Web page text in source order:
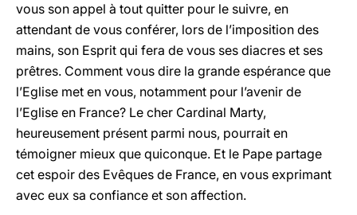
vous son appel à tout quitter pour le suivre, en
attendant de vous conférer, lors de l’imposition des
mains, son Esprit qui fera de vous ses diacres et ses
prêtres. Comment vous dire la grande espérance que
l’Eglise met en vous, notamment pour l’avenir de
l’Eglise en France? Le cher Cardinal Marty,
heureusement présent parmi nous, pourrait en
témoigner mieux que quiconque. Et le Pape partage
cet espoir des Evêques de France, en vous exprimant
avec eux sa confiance et son affection.